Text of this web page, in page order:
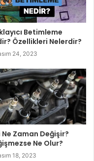
Betimleme
Özellikleri Nelerdir?
24, 2023
Ne Zaman Değişir?
Ne Olur?
18, 2023